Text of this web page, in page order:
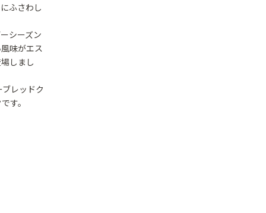
ふさわし
シーズン
味がエス
しまし
レッドク
す。